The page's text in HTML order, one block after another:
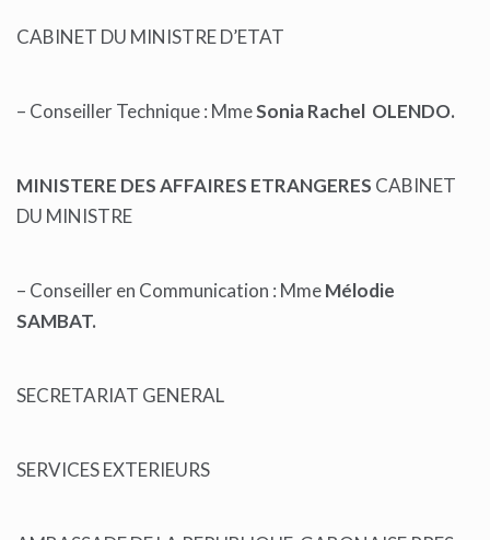
CABINET DU MINISTRE D’ETAT
– Conseiller Technique : MmeSonia Rachel OLENDO.
MINISTERE DES AFFAIRES ETRANGERES CABINET
DU MINISTRE
– Conseiller en Communication : MmeMélodie
SAMBAT.
SECRETARIAT GENERAL
SERVICES EXTERIEURS